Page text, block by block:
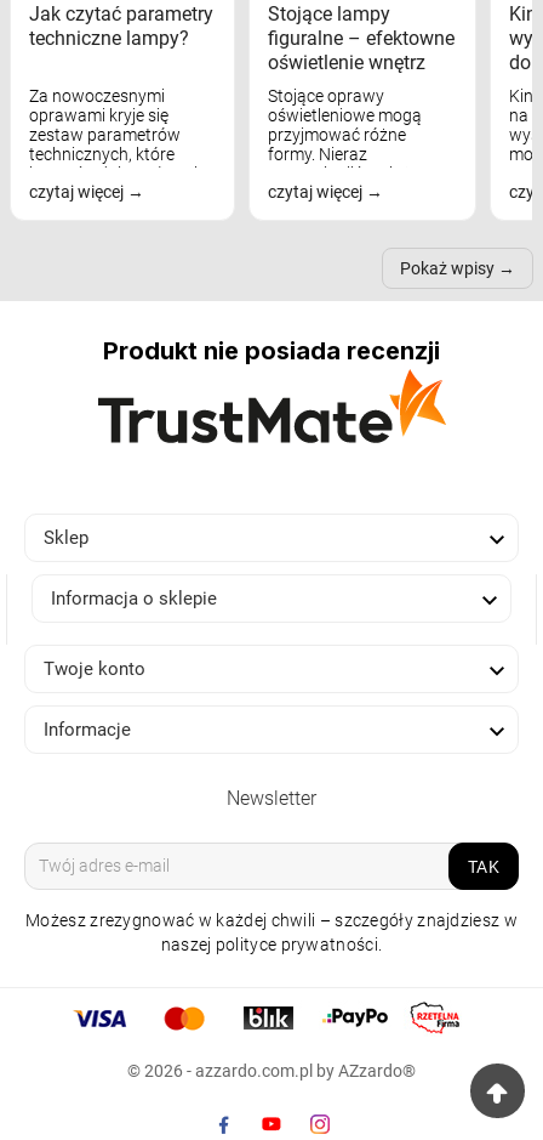
Jak czytać parametry
techniczne lampy?
Za nowoczesnymi
oprawami kryje się
zestaw parametrów
technicznych, które
bezpośrednio wpływają
na komfort widzenia,
czytaj więcej
Stojące lampy
figuralne – efektowne
oświetlenie wnętrz
Stojące oprawy
oświetleniowe mogą
przyjmować różne
formy. Nieraz
wspominaliśmy już
modele na łukowych
nich może przydać się w
czytaj więcej
na
Pokaż wpisy
Produkt nie posiada recenzji
OCZKO SUFITOWE
LAMIR R 17 4000K
125,40 zł
cena regularna:
Sklep 
Informacja o sklepie 
Twoje konto 
Informacje 
Newsletter
TAK
Możesz zrezygnować w każdej chwili – szczegóły znajdziesz w
naszej polityce prywatności.
© 2026 - azzardo.com.pl by AZzardo®